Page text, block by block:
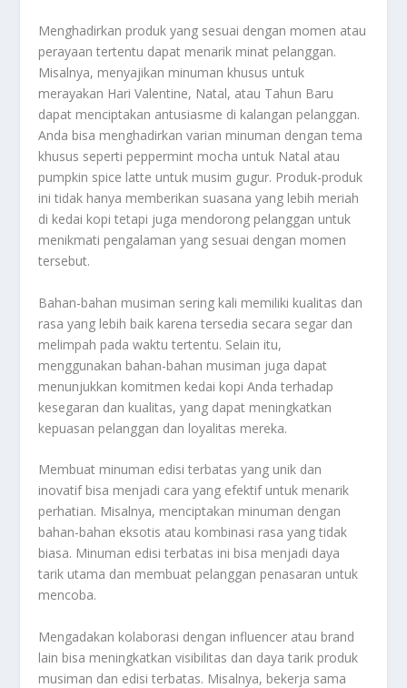
Menghadirkan produk yang sesuai dengan momen atau
perayaan tertentu dapat menarik minat pelanggan.
Misalnya, menyajikan minuman khusus untuk
merayakan Hari Valentine, Natal, atau Tahun Baru
dapat menciptakan antusiasme di kalangan pelanggan.
Anda bisa menghadirkan varian minuman dengan tema
khusus seperti peppermint mocha untuk Natal atau
pumpkin spice latte untuk musim gugur. Produk-produk
ini tidak hanya memberikan suasana yang lebih meriah
di kedai kopi tetapi juga mendorong pelanggan untuk
menikmati pengalaman yang sesuai dengan momen
tersebut.
Bahan-bahan musiman sering kali memiliki kualitas dan
rasa yang lebih baik karena tersedia secara segar dan
melimpah pada waktu tertentu. Selain itu,
menggunakan bahan-bahan musiman juga dapat
menunjukkan komitmen kedai kopi Anda terhadap
kesegaran dan kualitas, yang dapat meningkatkan
kepuasan pelanggan dan loyalitas mereka.
Membuat minuman edisi terbatas yang unik dan
inovatif bisa menjadi cara yang efektif untuk menarik
perhatian. Misalnya, menciptakan minuman dengan
bahan-bahan eksotis atau kombinasi rasa yang tidak
biasa. Minuman edisi terbatas ini bisa menjadi daya
tarik utama dan membuat pelanggan penasaran untuk
mencoba.
Mengadakan kolaborasi dengan influencer atau brand
lain bisa meningkatkan visibilitas dan daya tarik produk
musiman dan edisi terbatas. Misalnya, bekerja sama